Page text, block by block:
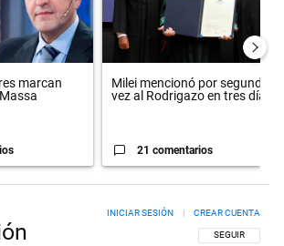
marcan
Milei mencionó por segunda
vez al Rodrigazo en tres día...
21 comentarios
SIGA ESTA
SEGUIR
INICIAR SESIÓN | CREAR CUENTA